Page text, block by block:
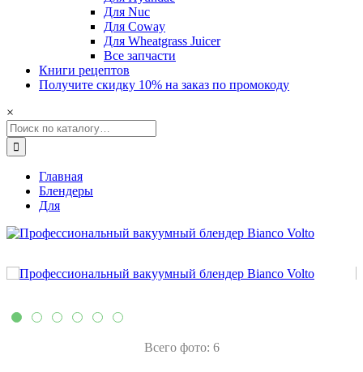
Для Nuc
Для Coway
Для Wheatgrass Juicer
Все запчасти
Книги рецептов
Получите скидку 10% на заказ по промокоду
×
Главная
Блендеры
Для
Всего фото: 6